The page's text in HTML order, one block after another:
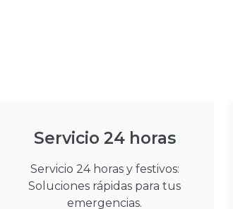
Servicio 24 horas
Servicio 24 horas y festivos:
Soluciones rápidas para tus
emergencias.